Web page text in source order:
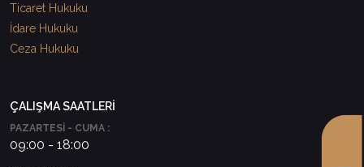
Ticaret Hukuku
İdare Hukuku
Ceza Hukuku
ÇALIŞMA SAATLERİ
PAZARTESİ - CUMA :
09:00 - 18:00